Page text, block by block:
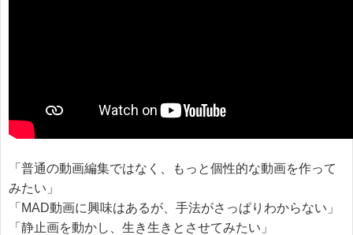
「普通の動画編集ではなく、もっと個性的な動画を作って
みたい」
「MAD動画に興味はあるが、手法がさっぱりわからない」
「静止画を動かし、生き生きとさせてみたい」